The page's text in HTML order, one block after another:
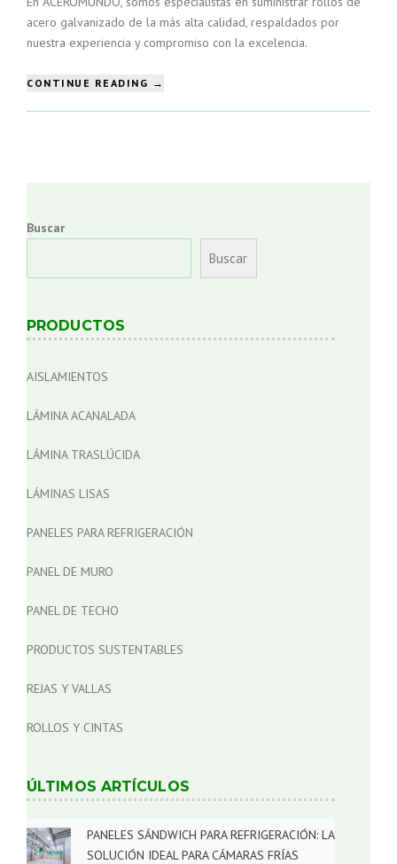
acero galvanizado de la más alta calidad, respaldados por
nuestra experiencia y compromiso con la excelencia.
CONTINUE READING “5
MATERIALES”
→
Buscar
Buscar
PRODUCTOS
AISLAMIENTOS
LÁMINA ACANALADA
LÁMINA TRASLÚCIDA
LÁMINAS LISAS
PANELES PARA REFRIGERACIÓN
PANEL DE MURO
PANEL DE TECHO
PRODUCTOS SUSTENTABLES
REJAS Y VALLAS
ROLLOS Y CINTAS
ÚLTIMOS ARTÍCULOS
PANELES SÁNDWICH PARA REFRIGERACIÓN: LA
SOLUCIÓN IDEAL PARA CÁMARAS FRÍAS